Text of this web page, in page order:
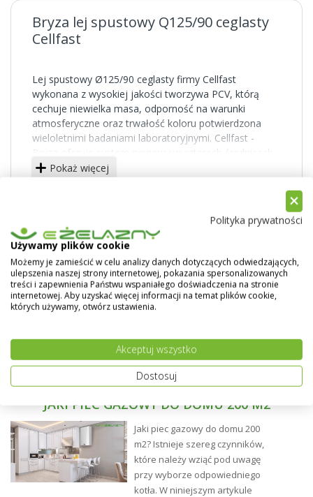
Bryza lej spustowy Q125/90 ceglasty
Cellfast
Lej spustowy Ø125/90 ceglasty firmy Cellfast
wykonana z wysokiej jakości tworzywa PCV, którą
cechuje niewielka masa, odporność na warunki
atmosferyczne oraz trwałość koloru potwierdzona
wieloletnimi badaniami laboratoryjnymi. Cellfast -
Bryza oferuje system rynnowy w czterech średnicach
75, 100, 125 oraz 150 mm o łagodnym wygięciu oraz
rur spustowych o średnicy 63, 90 oraz 110. Systemy
grafitowym, ceglastym oraz zielonym.
Montaż:
Pokaż więcej
JAKI PIEC GAZOWY DO DOMU 200 M2
Jaki piec gazowy do domu 200
m2? Istnieje szereg czynników,
które należy wziąć pod uwagę
przy wyborze odpowiedniego
kotła. W niniejszym artykule
Polityka prywatności
Używamy plików cookie
Możemy je zamieścić w celu analizy danych dotyczących odwiedzających,
ulepszenia naszej strony internetowej, pokazania spersonalizowanych
treści i zapewnienia Państwu wspaniałego doświadczenia na stronie
internetowej. Aby uzyskać więcej informacji na temat plików cookie,
których używamy, otwórz ustawienia.
Akceptuj wszystko
Dostosuj